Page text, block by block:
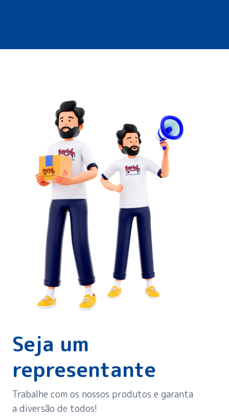
Seja um
representante
Trabalhe com os nossos produtos e garanta
a diversão de todos!